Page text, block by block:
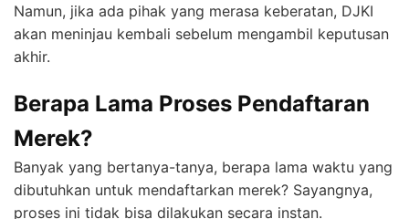
Namun, jika ada pihak yang merasa keberatan, DJKI
akan meninjau kembali sebelum mengambil keputusan
akhir.
Berapa Lama Proses Pendaftaran
Merek?
Banyak yang bertanya-tanya, berapa lama waktu yang
dibutuhkan untuk mendaftarkan merek? Sayangnya,
proses ini tidak bisa dilakukan secara instan.